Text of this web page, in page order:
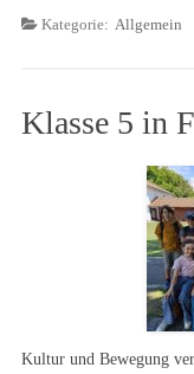
Kategorie: Allgemein
Klasse 5 in
Kultur und Bewegung